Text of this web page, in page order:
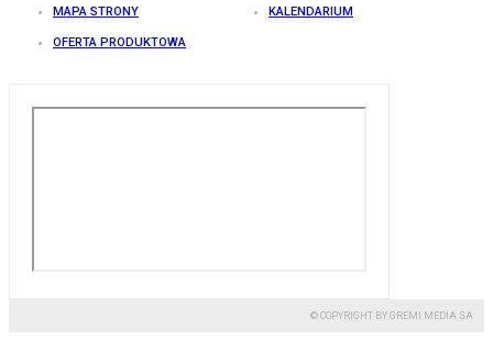
MAPA STRONY KALENDARIUM
OFERTA PRODUKTOWA
© COPYRIGHT BY GREMI MEDIA SA